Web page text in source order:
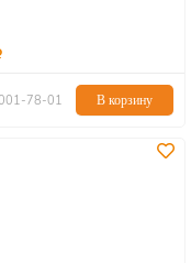
78-01 В корзину